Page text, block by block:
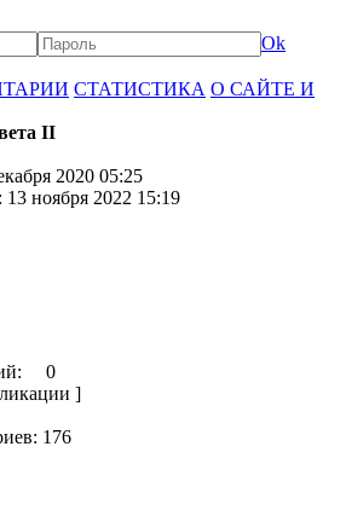
Ok
СТАТИСТИКА О САЙТЕ И
II
2020 05:25
ноября 2022 15:19
0
]
176